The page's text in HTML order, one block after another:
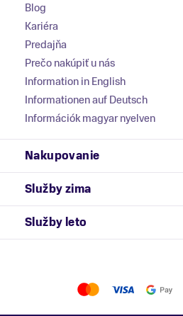
Blog
Kariéra
Predajňa
Prečo nakúpiť u nás
Information in English
Informationen auf Deutsch
Információk magyar nyelven
Nakupovanie
Služby zima
Služby leto